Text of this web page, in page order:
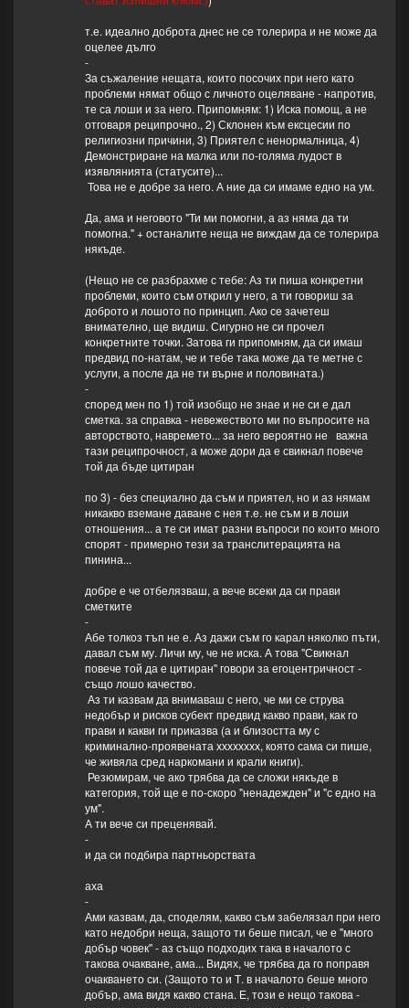
т.е. идеално доброта днес не се толерира и не може да
оцелее дълго
-
За съжаление нещата, които посочих при него като
проблеми нямат общо с личното оцеляване - напротив,
те са лоши и за него. Припомням: 1) Иска помощ, а не
отговаря реципрочно., 2) Склонен към ексцесии по
религиозни причини, 3) Приятел с ненормалница, 4)
Демонстриране на малка или по-голяма лудост в
изявлянията (статусите)...
Това не е добре за него. А ние да си имаме едно на ум.
Да, ама и неговото "Ти ми помогни, а аз няма да ти
помогна." + останалите неща не виждам да се толерира
някъде.
(Нещо не се разбрахме с тебе: Аз ти пиша конкретни
проблеми, които съм открил у него, а ти говориш за
доброто и лошото по принцип. Ако се зачетеш
внимателно, ще видиш. Сигурно не си прочел
конкретните точки. Затова ги припомням, да си имаш
предвид по-натам, че и тебе така може да те метне с
услуги, а после да не ти върне и половината.)
-
според мен по 1) той изобщо не знае и не си е дал
сметка. за справка - невежеството ми по въпросите на
авторството, навремето... за него вероятно не важна
тази реципрочност, а може дори да е свикнал повече
той да бъде цитиран
по 3) - без специално да съм и приятел, но и аз нямам
никакво вземане даване с нея т.е. не съм и в лоши
отношения... а те си имат разни въпроси по които много
спорят - примерно тези за транслитерацията на
пинина...
добре е че отбелязваш, а вече всеки да си прави
сметките
-
Абе толкоз тъп не е. Аз дажи съм го карал няколко пъти,
давал съм му. Личи му, че не иска. А това "Свикнал
повече той да е цитиран" говори за егоцентричност -
също лошо качество.
Аз ти казвам да внимаваш с него, че ми се струва
недобър и рисков субект предвид какво прави, как го
прави и какви ги приказва (а и близостта му с
криминално-проявената хххххххх, която сама си пише,
че живяла сред наркомани и крали книги).
Резюмирам, че ако трябва да се сложи някъде в
категория, той ще е по-скоро "ненадежден" и "с едно на
ум".
А ти вече си преценявай.
-
и да си подбира партньорствата
аха
-
Ами казвам, да, споделям, какво съм забелязал при него
като недобри неща, защото ти беше писал, че е "много
добър човек" - аз също подходих така в началото с
такова очакване, ама... Видях, че трябва да го поправя
очакването си. (Защото то и Т. в началото беше много
добър, ама видя какво стана. Е, този е нещо такова -